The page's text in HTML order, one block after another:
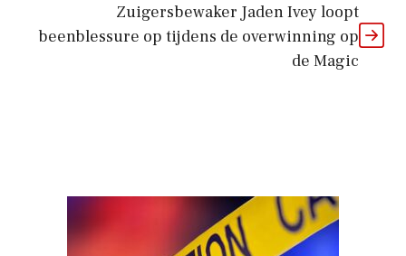
Zuigersbewaker Jaden Ivey loopt
beenblessure op tijdens de overwinning op
de Magic